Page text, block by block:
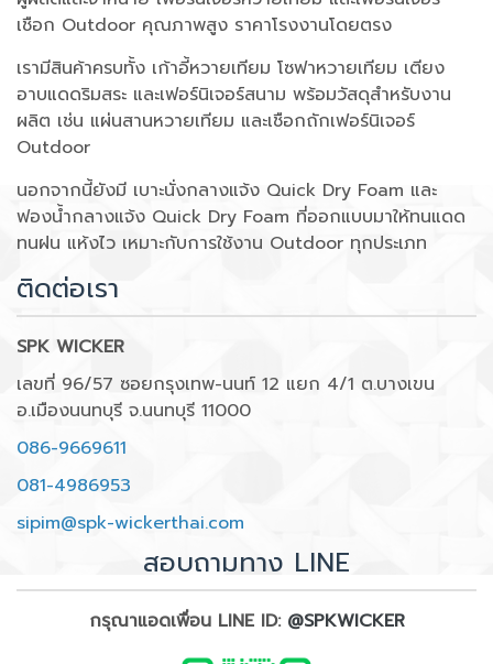
เชือก Outdoor คุณภาพสูง ราคาโรงงานโดยตรง
เรามีสินค้าครบทั้ง เก้าอี้หวายเทียม โซฟาหวายเทียม เตียง
อาบแดดริมสระ และเฟอร์นิเจอร์สนาม พร้อมวัสดุสำหรับงาน
ผลิต เช่น แผ่นสานหวายเทียม และเชือกถักเฟอร์นิเจอร์
Outdoor
นอกจากนี้ยังมี เบาะนั่งกลางแจ้ง Quick Dry Foam และ
ฟองน้ำกลางแจ้ง Quick Dry Foam ที่ออกแบบมาให้ทนแดด
ทนฝน แห้งไว เหมาะกับการใช้งาน Outdoor ทุกประเภท
ติดต่อเรา
SPK WICKER
เลขที่ 96/57 ซอยกรุงเทพ-นนท์ 12 แยก 4/1 ต.บางเขน
อ.เมืองนนทบุรี จ.นนทบุรี 11000
086-9669611
081-4986953
sipim@spk-wickerthai.com
สอบถามทาง LINE
กรุณาแอดเพื่อน LINE ID: @SPKWICKER